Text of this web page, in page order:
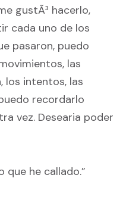
gustÃ³ hacerlo,
cada uno de los
pasaron, puedo
las
los intentos, las
recordarlo
vez. Desearia poder
que he callado.”